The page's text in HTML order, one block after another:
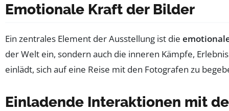
Emotionale Kraft der Bilder
Ein zentrales Element der Ausstellung ist die
der Welt ein, sondern auch die inneren Kämpfe,
einlädt, sich auf eine Reise mit den Fotografen zu
Einladende Interaktionen mit